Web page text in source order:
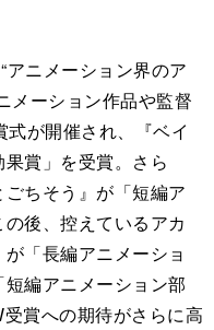
アニメーション界のア
メーション作品や監督
が開催され、『ベイ
賞」を受賞。さら
ちそう』が「短編ア
後、控えているアカ
「長編アニメーショ
編アニメーション部
賞への期待がさらに高